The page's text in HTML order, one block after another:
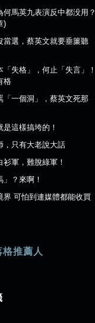
何馬英九表演反中都没用？
)
當選，蔡英文就要垂簾聽
「失格」，何止「失言」！
格
「一個洞」，蔡英文死那
是這樣搞垮的！
，只有大老說大話
衫軍，難脫綠軍！
？來啊！
界 可怕到連媒體都能收買
格推薦人